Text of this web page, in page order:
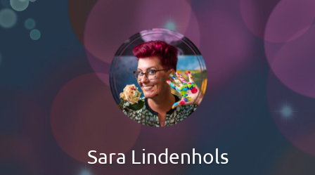
Naar
inhoud
Zoeken
Sara Lindenhols